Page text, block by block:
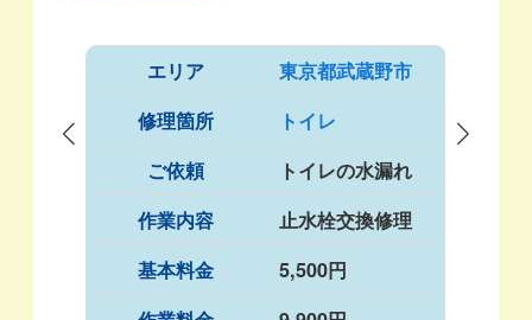
エリア
東京都武蔵野市
修理箇所
トイレ
ご依頼
トイレの水漏れ
作業内容
止水栓交換修理
基本料金
5,500円